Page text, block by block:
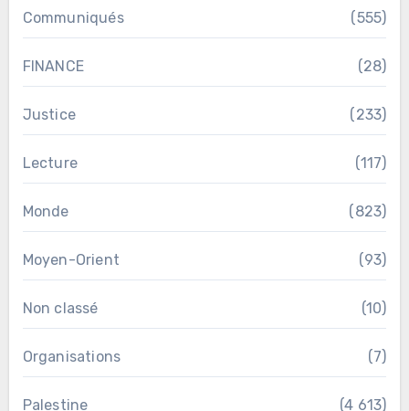
Communiqués (555)
FINANCE (28)
Justice (233)
Lecture (117)
Monde (823)
Moyen-Orient (93)
Non classé (10)
Organisations (7)
Palestine (4 613)